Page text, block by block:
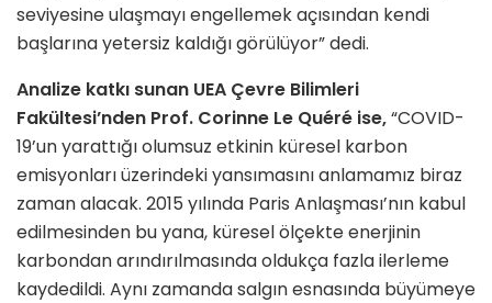
seviyesine ulaşmayı engellemek açısından kendi
başlarına yetersiz kaldığı görülüyor” dedi.
Analize katkı sunan UEA Çevre Bilimleri
Fakültesi’nden Prof. Corinne Le Quéré ise,“COVID-
19’un yarattığı olumsuz etkinin küresel karbon
emisyonları üzerindeki yansımasını anlamamız biraz
zaman alacak. 2015 yılında Paris Anlaşması’nın kabul
edilmesinden bu yana, küresel ölçekte enerjinin
karbondan arındırılmasında oldukça fazla ilerleme
kaydedildi. Aynı zamanda salgın esnasında büyümeye